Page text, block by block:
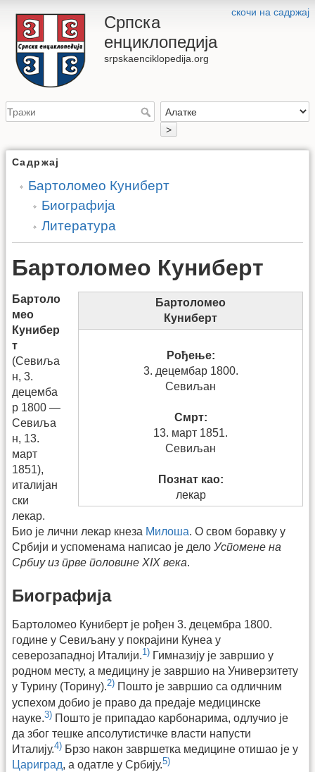
скочи на садржај
Српска
енциклопедија
srpskaenciklopedija.org
>
Садржај
Бартоломео Куниберт
Биографија
Литература
Бартоломео Куниберт
Бартоломео
Куниберт
Рођење:
3. децембар 1800.
Севиљан
Смрт:
13. март 1851.
Севиљан
Познат као:
лекар
Бартоло
мео
Кунибер
т
(Севиља
н, 3.
децемба
р 1800 —
Севиља
н, 13.
март
1851),
италијан
ски
лекар.
Био је лични лекар кнеза Милоша. О свом боравку у
Србији и успоменама написао је дело Успомене на
Србиу из прве половине XIX века.
Биографија
Бартоломео Куниберт је рођен 3. децембра 1800.
године у Севиљану у покрајини Кунеа у
северозападној Италији.1) Гимназију је завршио у
родном месту, а медицину је завршио на Универзитету
у Турину (Торину).2) Пошто је завршио са одличним
успехом добио је право да предаје медицинске
науке.3) Пошто је припадао карбонарима, одлучио је
да због тешке апсолутистичке власти напусти
Италију.4) Брзо након завршетка медицине отишао је у
Цариград, а одатле у Србију.5)